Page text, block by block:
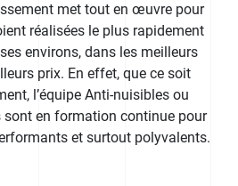
met tout en œuvre pour
réalisées le plus rapidement
environs, dans les meilleurs
prix. En effet, que ce soit
l’équipe Anti-nuisibles ou
sont en formation continue pour
et surtout polyvalents.